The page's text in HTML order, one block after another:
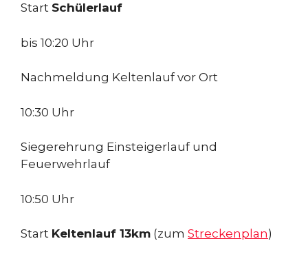
Start Schülerlauf
bis 10:20 Uhr
Nachmeldung Keltenlauf vor Ort
10:30 Uhr
Siegerehrung Einsteigerlauf und
Feuerwehrlauf
10:50 Uhr
Start Keltenlauf 13km (zum Streckenplan)